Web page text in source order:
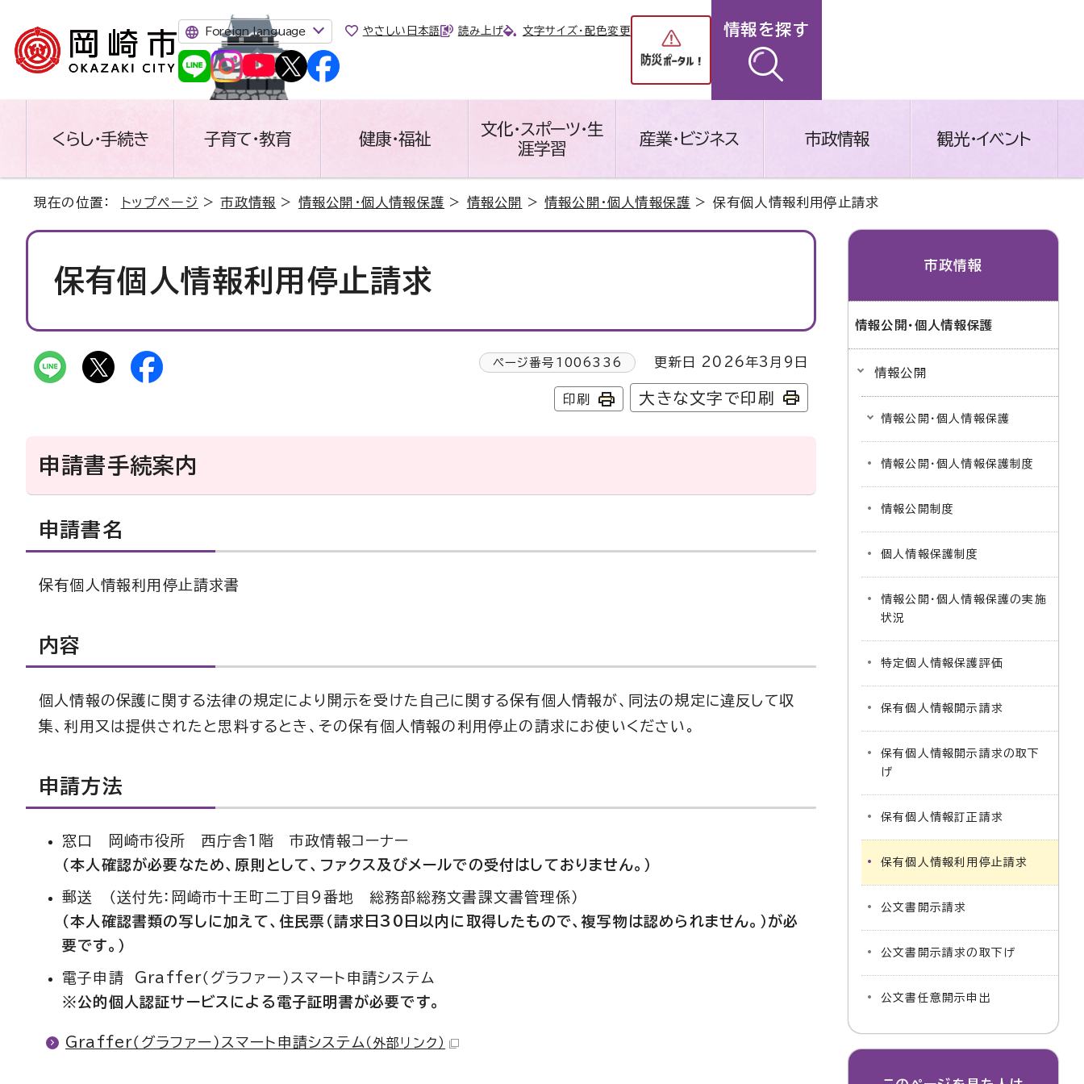
Foreign language やさしい日本語 読み上げ 文字サイズ・配色変更 情報を探す
くらし・手続き 子育て・教育 健康・福祉
文化・スポーツ・生
涯学習
産業・ビジネス 市政情報 観光・イベント
現在の位置： トップページ >市政情報 > 情報公開・個人情報保護 > 情報公開 >情報公開・個人情報保護 > 保有個人情報利用停止請求
保有個人情報利用停止請求
ページ番号 1006336 更新日 2026年3月9日
印刷 大きな文字で印刷
申請書手続案内
申請書名
保有個人情報利用停止請求書
内容
個人情報の保護に関する法律の規定により開示を受けた自己に関する保有個人情報が、同法の規定に違反して収
集、利用又は提供されたと思料するとき、その保有個人情報の利用停止の請求にお使いください。
申請方法
窓口 岡崎市役所 西庁舎1階 市政情報コーナー
（本人確認が必要なため、原則として、ファクス及びメールでの受付はしておりません。）
郵送 （送付先：岡崎市十王町二丁目9番地 総務部総務文書課文書管理係）
（本人確認書類の写しに加えて、住民票（請求日30日以内に取得したもので、複写物は認められません。）が必
要です。）
電子申請 Graffer（グラファー）スマート申請システム
※公的個人認証サービスによる電子証明書が必要です。
Graffer（グラファー）スマート申請システム （外部リンク）
市政情報
情報公開・個人情報保護
情報公開
情報公開・個人情報保護
情報公開・個人情報保護制度
情報公開制度
個人情報保護制度
情報公開・個人情報保護の実施
状況
特定個人情報保護評価
保有個人情報開示請求
保有個人情報開示請求の取下
げ
保有個人情報訂正請求
保有個人情報利用停止請求
公文書開示請求
公文書開示請求の取下げ
公文書任意開示申出